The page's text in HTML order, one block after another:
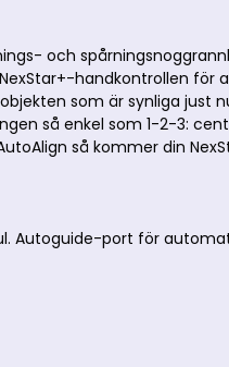
och
handkontrollen för
som är synliga just
så enkel som 1-2-3:
så kommer din
Autoguide-port för